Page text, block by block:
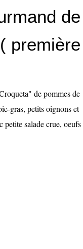
de
première
de pommes de
gras, petits oignons et
petite salade crue, oeufs